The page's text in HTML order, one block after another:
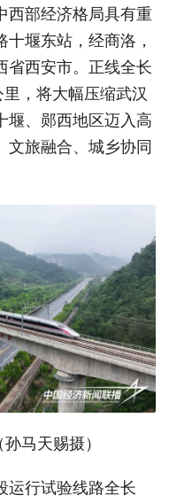
西部经济格局具有重
堰东站，经商洛，
省西安市。正线全长
，将大幅压缩武汉
堰、郧西地区迈入高
文旅融合、城乡协同
孙马天赐摄）
运行试验线路全长